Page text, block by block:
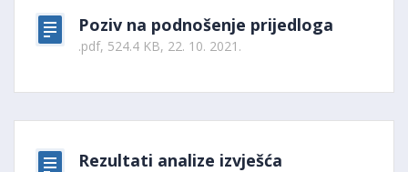
Poziv na podnošenje prijedloga
.pdf, 524.4 KB, 22. 10. 2021.
Rezultati analize izvješća